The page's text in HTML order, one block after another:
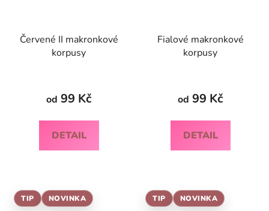
Červené II makronkové
korpusy
od 99 Kč
DETAIL
Fialové makronkové
korpusy
od 99 Kč
DETAIL
TIP NOVINKA TIP NOVINKA